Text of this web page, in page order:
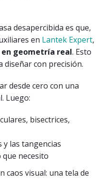
desapercibida es que,
en Lantek Expert,
geometría real. Esto
con precisión.
desde cero con una
Luego:
bisectrices,
y las tangencias
necesito
caos visual: una tela de